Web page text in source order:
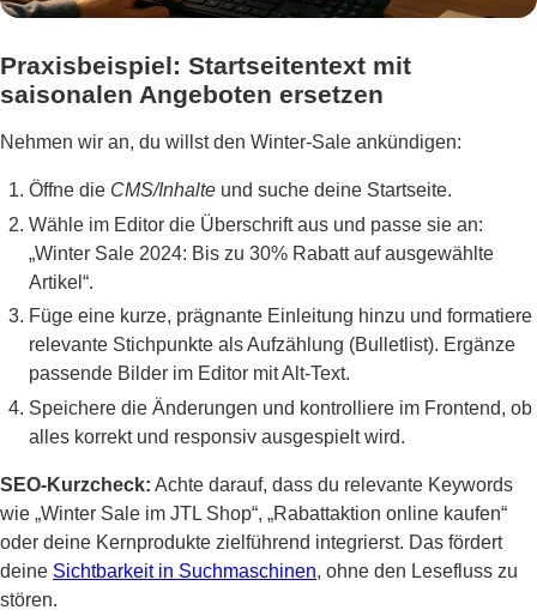
Praxisbeispiel: Startseitentext mit
saisonalen Angeboten ersetzen
Nehmen wir an, du willst den Winter-Sale ankündigen:
Öffne die CMS/Inhalte und suche deine Startseite.
Wähle im Editor die Überschrift aus und passe sie an:
„Winter Sale 2024: Bis zu 30% Rabatt auf ausgewählte
Artikel“.
Füge eine kurze, prägnante Einleitung hinzu und formatiere
relevante Stichpunkte als Aufzählung (Bulletlist). Ergänze
passende Bilder im Editor mit Alt-Text.
Speichere die Änderungen und kontrolliere im Frontend, ob
alles korrekt und responsiv ausgespielt wird.
SEO-Kurzcheck: Achte darauf, dass du relevante Keywords
wie „Winter Sale im JTL Shop“, „Rabattaktion online kaufen“
oder deine Kernprodukte zielführend integrierst. Das fördert
deine Sichtbarkeit in Suchmaschinen, ohne den Lesefluss zu
stören.